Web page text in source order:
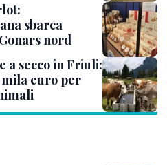
sbarca
nord
a secco in Friuli:
euro per